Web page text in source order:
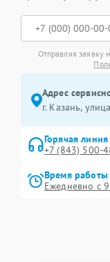
Отправляя заявку
Адрес
г. Казань,
Горячая линия
+7 (843) 500-
Время работы
Ежедневно с